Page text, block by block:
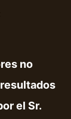
no
el Sr.